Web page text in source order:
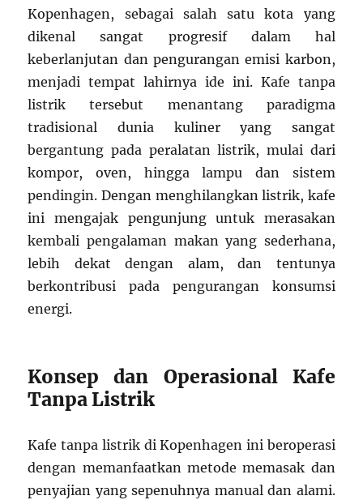
Kopenhagen, sebagai salah satu kota yang
dikenal sangat progresif dalam hal
keberlanjutan dan pengurangan emisi karbon,
menjadi tempat lahirnya ide ini. Kafe tanpa
listrik tersebut menantang paradigma
tradisional dunia kuliner yang sangat
bergantung pada peralatan listrik, mulai dari
kompor, oven, hingga lampu dan sistem
pendingin. Dengan menghilangkan listrik, kafe
ini mengajak pengunjung untuk merasakan
kembali pengalaman makan yang sederhana,
lebih dekat dengan alam, dan tentunya
berkontribusi pada pengurangan konsumsi
energi.
Konsep dan Operasional Kafe
Tanpa Listrik
Kafe tanpa listrik di Kopenhagen ini beroperasi
dengan memanfaatkan metode memasak dan
penyajian yang sepenuhnya manual dan alami.